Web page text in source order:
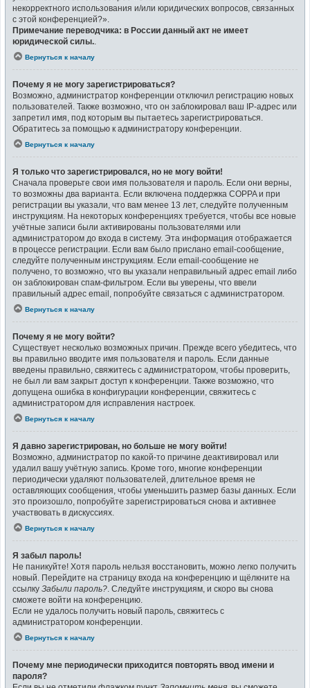
некорректного использования и/или юридических вопросов, связанных
с этой конференцией?».
Примечание переводчика: в России данный акт не имеет
юридической силы.
Вернуться к началу
Почему я не могу зарегистрироваться?
Возможно, администратор конференции отключил регистрацию новых
пользователей. Также возможно, что он заблокировал ваш IP-адрес или
запретил имя, под которым вы пытаетесь зарегистрироваться.
Обратитесь за помощью к администратору конференции.
Вернуться к началу
Я только что зарегистрировался, но не могу войти!
Сначала проверьте свои имя пользователя и пароль. Если они верны,
то возможны два варианта. Если включена поддержка COPPA и при
регистрации вы указали, что вам менее 13 лет, следуйте полученным
инструкциям. На некоторых конференциях требуется, чтобы все новые
учётные записи были активированы пользователями или
администратором до входа в систему. Эта информация отображается
в процессе регистрации. Если вам было прислано email-сообщение,
следуйте полученным инструкциям. Если email-сообщение не
получено, то возможно, что вы указали неправильный адрес email либо
он заблокирован спам-фильтром. Если вы уверены, что ввели
правильный адрес email, попробуйте связаться с администратором.
Вернуться к началу
Почему я не могу войти?
Существует несколько возможных причин. Прежде всего убедитесь, что
вы правильно вводите имя пользователя и пароль. Если данные
введены правильно, свяжитесь с администратором, чтобы проверить,
не был ли вам закрыт доступ к конференции. Также возможно, что
допущена ошибка в конфигурации конференции, свяжитесь с
администратором для исправления настроек.
Вернуться к началу
Я давно зарегистрирован, но больше не могу войти!
Возможно, администратор по какой-то причине деактивировал или
удалил вашу учётную запись. Кроме того, многие конференции
периодически удаляют пользователей, длительное время не
оставляющих сообщения, чтобы уменьшить размер базы данных. Если
это произошло, попробуйте зарегистрироваться снова и активнее
участвовать в дискуссиях.
Вернуться к началу
Я забыл пароль!
Не паникуйте! Хотя пароль нельзя восстановить, можно легко получить
новый. Перейдите на страницу входа на конференцию и щёлкните на
ссылку Забыли пароль? . Следуйте инструкциям, и скоро вы снова
сможете войти на конференцию.
Если не удалось получить новый пароль, свяжитесь с
администратором конференции.
Вернуться к началу
Почему мне периодически приходится повторять ввод имени и
пароля?